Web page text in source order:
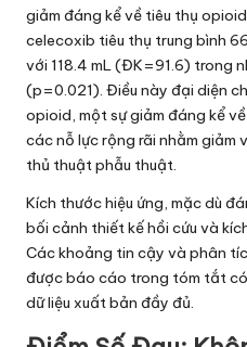
giảm đáng kể về tiêu thụ
celecoxib tiêu thụ trung bình
với 118.4 mL (ĐK=91.6) trong
(p=0.021). Điều này đại diện
opioid, một sự giảm đáng kể
các nỗ lực rộng rãi nhằm giảm
thủ thuật phẫu thuật.
Kích thước hiệu ứng, mặc dù
bối cảnh thiết kế hồi cứu và
Các khoảng tin cậy và phân
được báo cáo trong tóm tắt
dữ liệu xuất bản đầy đủ.